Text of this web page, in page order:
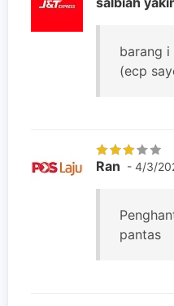
barang
(ecp
Ran - 4/3/
pantas